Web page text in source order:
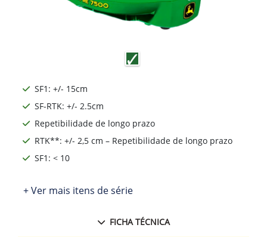
SF1: +/- 15cm
SF-RTK: +/- 2.5cm
Repetibilidade de longo prazo
RTK**: +/- 2,5 cm – Repetibilidade de longo prazo
SF1: < 10
+ Ver mais itens de série
FICHA TÉCNICA